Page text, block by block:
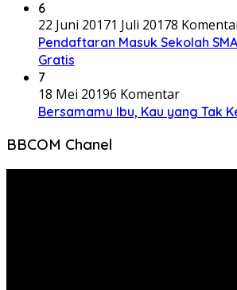
6
22 Juni 20171 Juli 20178
Pendaftaran Masuk Sekolah
Gratis
7
18 Mei 20196 Komentar
Bersamamu Ibu, Kau yang Tak
BBCOM Chanel